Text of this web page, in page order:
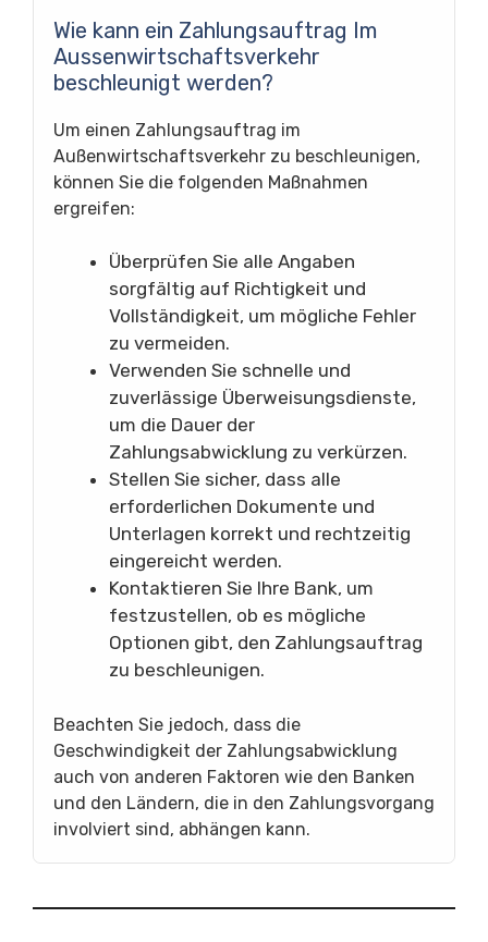
Wie kann ein Zahlungsauftrag Im
Aussenwirtschaftsverkehr
beschleunigt werden?
Um einen Zahlungsauftrag im
Außenwirtschaftsverkehr zu beschleunigen,
können Sie die folgenden Maßnahmen
ergreifen:
Überprüfen Sie alle Angaben
sorgfältig auf Richtigkeit und
Vollständigkeit, um mögliche Fehler
zu vermeiden.
Verwenden Sie schnelle und
zuverlässige Überweisungsdienste,
um die Dauer der
Zahlungsabwicklung zu verkürzen.
Stellen Sie sicher, dass alle
erforderlichen Dokumente und
Unterlagen korrekt und rechtzeitig
eingereicht werden.
Kontaktieren Sie Ihre Bank, um
festzustellen, ob es mögliche
Optionen gibt, den Zahlungsauftrag
zu beschleunigen.
Beachten Sie jedoch, dass die
Geschwindigkeit der Zahlungsabwicklung
auch von anderen Faktoren wie den Banken
und den Ländern, die in den Zahlungsvorgang
involviert sind, abhängen kann.